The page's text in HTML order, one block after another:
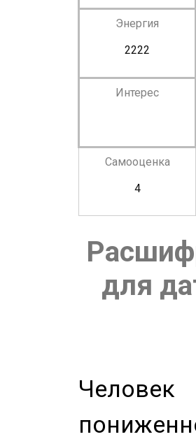
Энергия
2222
Интерес
Самооценка
4
для